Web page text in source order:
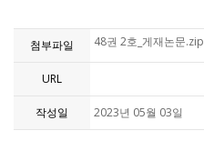
첨부파일 48권 2호_게재논문.zip
URL
작성일 2023년 05월 03일